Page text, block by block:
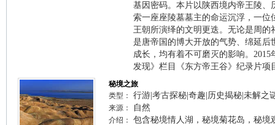
基因密码。本片以陕西境内帝王陵、
索一座座陵墓墓主的命运沉浮，一位
王朝所演绎的文明更迭。无论是周的
是唐帝国的博大开放的气势、绵延后
成长，均有着不可磨灭的影响。
发现》栏目《东方帝王谷》纪录片项
秘境之旅
类型：
行游|考古探秘|奇趣|历史揭秘|未解之
来源： 自然
介绍：
包含秘境情人湖，秘境菊花岛，秘境